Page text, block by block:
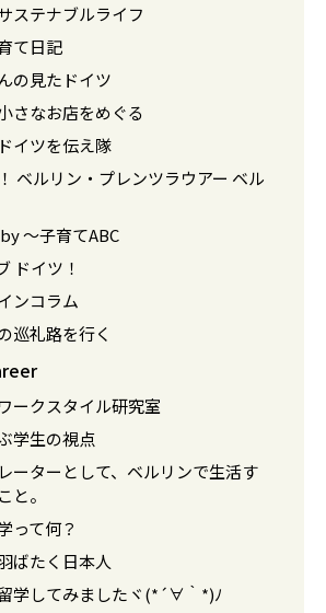
ステナブルライフ
て日記
の見たドイツ
さなお店をめぐる
イツを伝え隊
ベルリン・プレンツラウアー ベル
〜子育てABC
ドイツ！
ンコラム
巡礼路を行く
ークスタイル研究室
学生の視点
ーターとして、ベルリンで生活す
と。
って何？
ばたく日本人
学してみましたヾ(*´∀｀*)ﾉ